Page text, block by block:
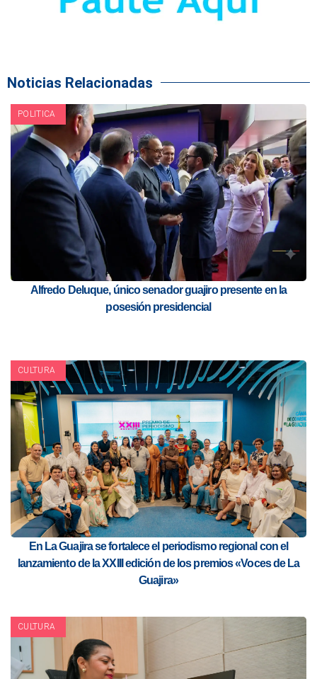
Noticias Relacionadas
POLITICA
Alfredo Deluque, único senador guajiro presente en la
posesión presidencial
CULTURA
En La Guajira se fortalece el periodismo regional con el
lanzamiento de la XXIII edición de los premios «Voces de La
Guajira»
CULTURA